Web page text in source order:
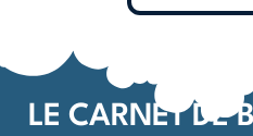
LE CARNET DE